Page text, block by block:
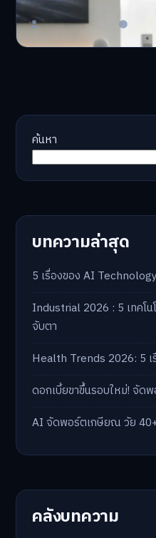
Master Bussiness 23
ค้นหา
บทความล่าสุด
5 เรื่องของ AI
Industrial 2026 : 5 เทคโ
จับตา
Health Trends 2026: 5
ดอกเบี้ยขาขึ้นรอบใหม่! จัด
AI จัดพอร์ตเกษียณ วัย
คลังบทความ